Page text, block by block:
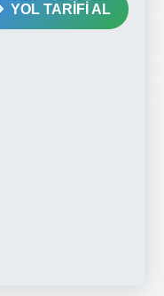
YOL TARİFİ AL